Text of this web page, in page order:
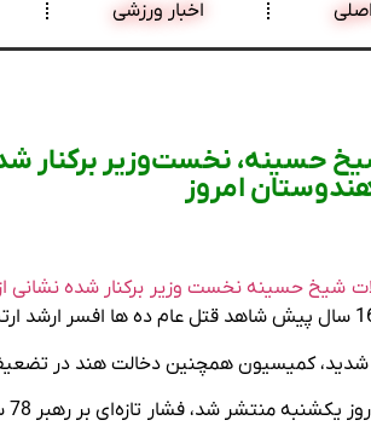
اخبار ورزشی
امروز
شیخ حسینه نخست وزیر برکنار شده نشانی
کمیسیون همچنین دخالت هند در